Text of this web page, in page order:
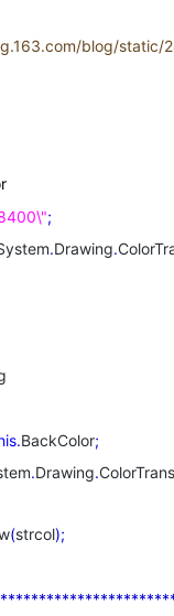
blog/static/
;
.Drawing.
.BackColor;
.Drawing.
(strcol);
**********************